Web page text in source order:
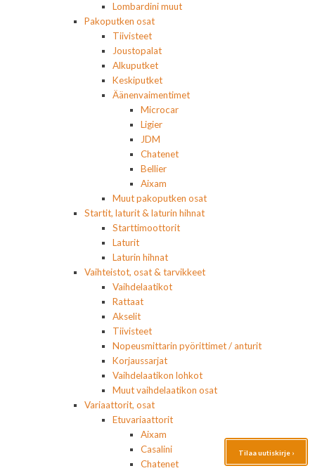
Lombardini muut
Pakoputken osat
Tiivisteet
Joustopalat
Alkuputket
Keskiputket
Äänenvaimentimet
Microcar
Ligier
JDM
Chatenet
Bellier
Aixam
Muut pakoputken osat
Startit, laturit & laturin hihnat
Starttimoottorit
Laturit
Laturin hihnat
Vaihteistot, osat & tarvikkeet
Vaihdelaatikot
Rattaat
Akselit
Tiivisteet
Nopeusmittarin pyörittimet / anturit
Korjaussarjat
Vaihdelaatikon lohkot
Muut vaihdelaatikon osat
Variaattorit, osat
Etuvariaattorit
Aixam
Casalini
Chatenet
Tilaa uutiskirje ›